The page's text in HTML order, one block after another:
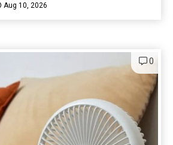
Aug 10, 2026
0